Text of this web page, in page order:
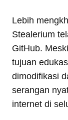
Lebih
Stealerium
GitHub.
tujuan
dimodifikasi
serangan
internet di